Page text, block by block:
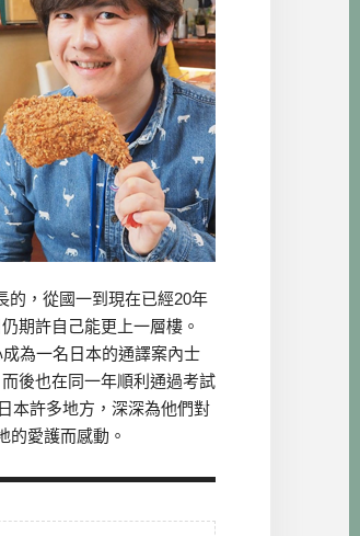
的，從國一到現在已經20年
期許自己能更上一層樓。
為一名日本的通譯案內士
而後也在同一年順利通過考試
本許多地方，深深為他們對
的愛護而感動。